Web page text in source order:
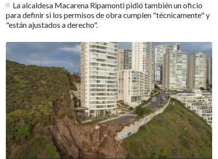
La alcaldesa Macarena Ripamonti pidió también un oficio
para definir si los permisos de obra cumplen "técnicamente" y
"están ajustados a derecho".